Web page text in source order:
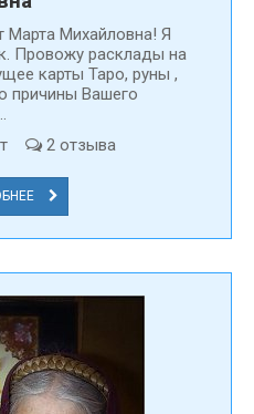
Марта Михайловна! Я
Провожу расклады на
карты Таро, руны ,
причины Вашего
2 отзыва